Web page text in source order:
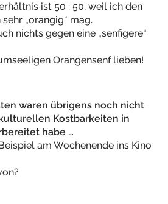
ist 50 : 50, weil ich den
„orangig“ mag.
nichts gegen eine „senfigere“
Orangensenf lieben!
waren übrigens noch nicht
Kostbarkeiten in
habe …
am Wochenende ins Kino